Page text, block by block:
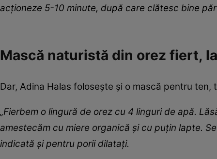
acționeze 5-10 minute, după care clătesc bine
Mască naturistă din orez fiert,
Dar, Adina Halas folosește și o mască pentru ten,
„Fierbem o lingură de orez cu 4 linguri de apă.
amestecăm cu miere organică și cu puțin lapte.
indicată și pentru porii dilatați.